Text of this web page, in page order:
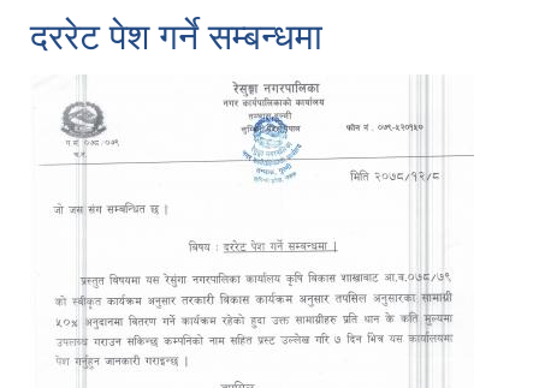
दररेट पेश गर्ने सम्बन्धमा